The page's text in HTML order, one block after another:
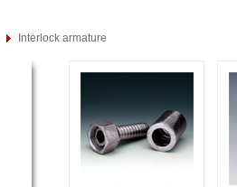
Interlock armature